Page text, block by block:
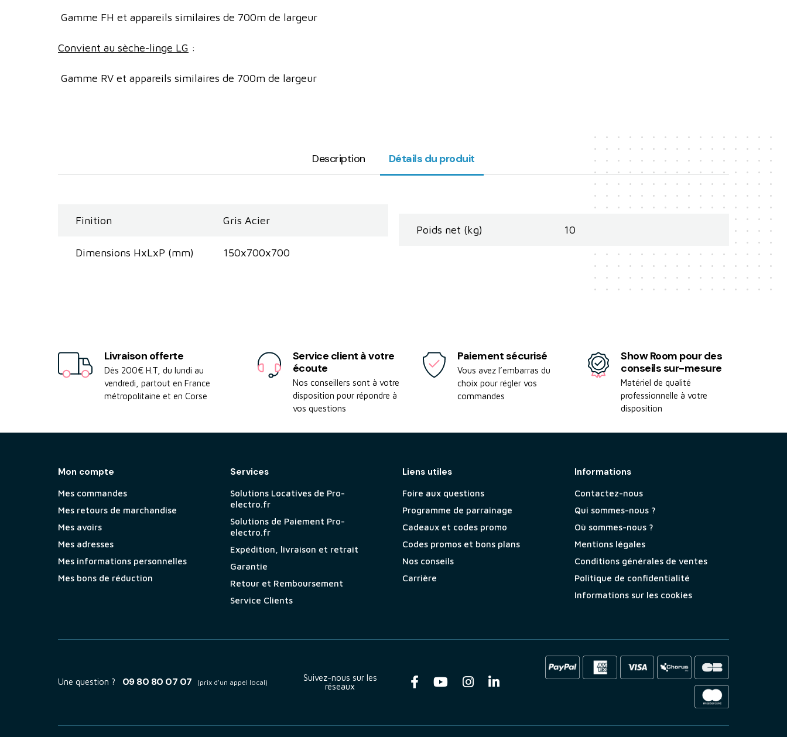
Gamme FH et appareils similaires de 700m de largeur
Convient au sèche-linge LG :
Gamme RV et appareils similaires de 700m de largeur
Description Détails du produit
Finition Gris Acier
Dimensions HxLxP (mm) 150x700x700
Poids net (kg) 10
Livraison offerte
Dès 200€ H.T, du lundi au
vendredi, partout en France
métropolitaine et en Corse
Service client à votre
écoute
Nos conseillers sont à votre
disposition pour répondre à
vos questions
Paiement sécurisé
Vous avez l’embarras du
choix pour régler vos
commandes
Show Room pour des
conseils sur-mesure
Matériel de qualité
professionnelle à votre
disposition
Mon compte
Mes commandes
Mes retours de marchandise
Mes avoirs
Mes adresses
Mes informations personnelles
Mes bons de réduction
Services
Solutions Locatives de Pro-
electro.fr
Solutions de Paiement Pro-
electro.fr
Expédition, livraison et retrait
Garantie
Retour et Remboursement
Service Clients
Liens utiles
Foire aux questions
Programme de parrainage
Cadeaux et codes promo
Codes promos et bons plans
Nos conseils
Carrière
Informations
Contactez-nous
Qui sommes-nous ?
Où sommes-nous ?
Mentions légales
Conditions générales de ventes
Politique de confidentialité
Informations sur les cookies
Une question ? 09 80 80 07 07 (prix d'un appel local)
Suivez-nous sur les
réseaux